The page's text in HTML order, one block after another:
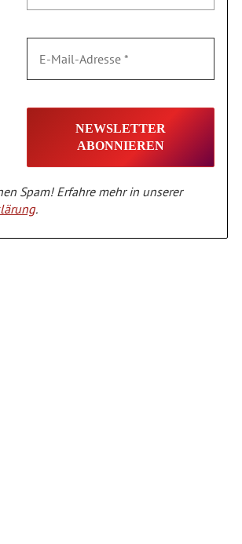
Spam! Erfahre mehr in unserer
.
Alternative: